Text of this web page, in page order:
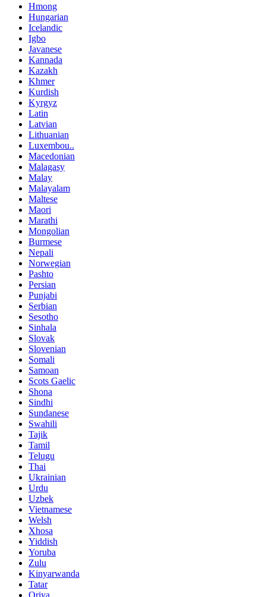
Hmong
Hungarian
Icelandic
Igbo
Javanese
Kannada
Kazakh
Khmer
Kurdish
Kyrgyz
Latin
Latvian
Lithuanian
Luxembou..
Macedonian
Malagasy
Malay
Malayalam
Maltese
Maori
Marathi
Mongolian
Burmese
Nepali
Norwegian
Pashto
Persian
Punjabi
Serbian
Sesotho
Sinhala
Slovak
Slovenian
Somali
Samoan
Scots Gaelic
Shona
Sindhi
Sundanese
Swahili
Tajik
Tamil
Telugu
Thai
Ukrainian
Urdu
Uzbek
Vietnamese
Welsh
Xhosa
Yiddish
Yoruba
Zulu
Kinyarwanda
Tatar